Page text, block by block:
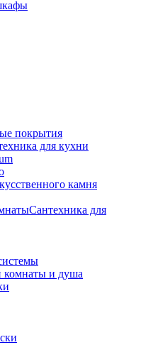
покрытия
для кухни
камня
Сантехника для
комнаты и душа